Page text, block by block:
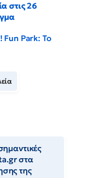
στις 26
Fun Park: Το
στα
της